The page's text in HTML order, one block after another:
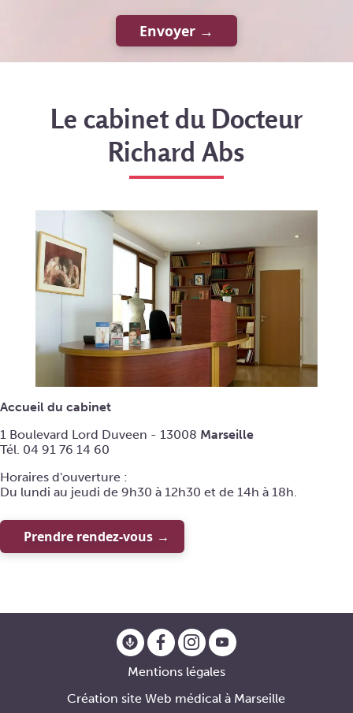
Le cabinet du Docteur
Richard Abs
Accueil du cabinet
1 Boulevard Lord Duveen - 13008 Marseille
Tél. 04 91 76 14 60
Horaires d'ouverture :
Du lundi au jeudi de 9h30 à 12h30 et de 14h à 18h.
Prendre rendez-vous
Mentions légales
Création site Web médical à Marseille